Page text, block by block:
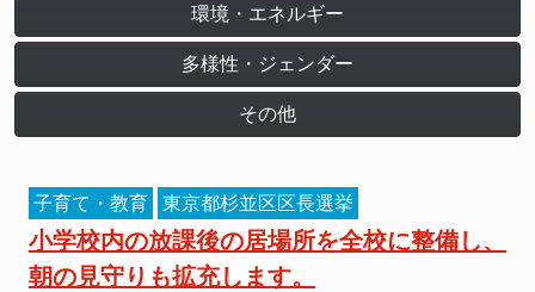
環境・エネルギー
多様性・ジェンダー
その他
子育て・教育 東京都杉並区区長選挙
小学校内の放課後の居場所を全校に整備し、
朝の見守りも拡充します。